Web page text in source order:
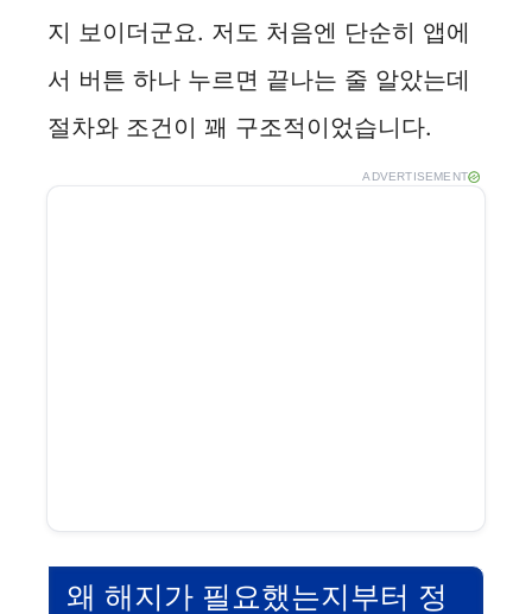
지 보이더군요. 저도 처음엔 단순히 앱에
서 버튼 하나 누르면 끝나는 줄 알았는데
절차와 조건이 꽤 구조적이었습니다.
ADVERTISEMENT
왜 해지가 필요했는지부터 정